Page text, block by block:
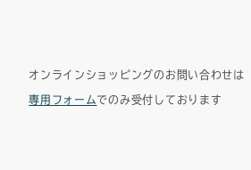
オンラインショッピングのお問い合わせは
専用フォーム でのみ受付しております